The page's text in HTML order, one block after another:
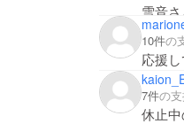
10件の
応援
7件の
休止